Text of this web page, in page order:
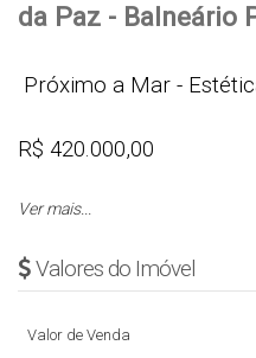
da Paz - Balneário
Próximo a Mar -
R$ 420.000,00
Aceita terreno em
Piçarras (mediante
Cód.: 5752
Ver mais...
Valores do Imóvel
Valor de Venda